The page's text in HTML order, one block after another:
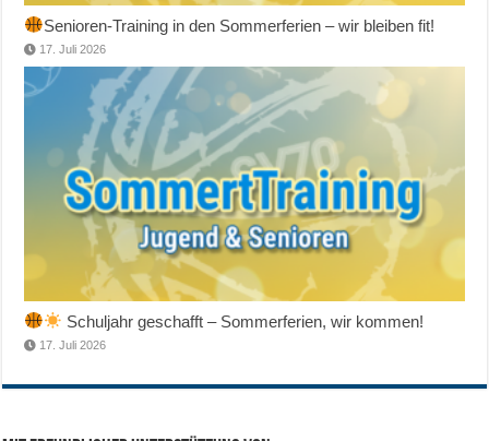
Senioren-Training in den Sommerferien – wir bleiben fit!
17. Juli 2026
Schuljahr geschafft – Sommerferien, wir kommen!
17. Juli 2026